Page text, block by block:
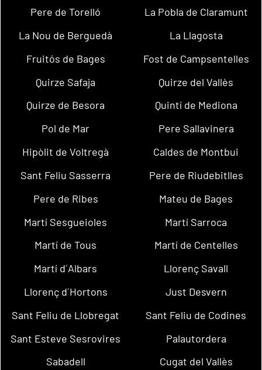
Pere de Torelló
La Pobla de Claramunt
La Nou de Berguedà
La Llagosta
Fruitós de Bages
Fost de Campsentelles
Quirze Safaja
Quirze del Vallès
Quirze de Besora
Quintí de Mediona
Pol de Mar
Pere Sallavinera
Hipòlit de Voltregà
Caldes de Montbui
Sant Feliu Sasserra
Pere de Riudebitlles
Pere de Ribes
Mateu de Bages
Martí Sesgueioles
Martí Sarroca
Martí de Tous
Martí de Centelles
Martí d´Albars
Llorenç Savall
Llorenç d´Hortons
Just Desvern
Sant Feliu de Llobregat
Sant Feliu de Codines
Sant Esteve Sesrovires
Palautordera
Sabadell
Cugat del Vallès